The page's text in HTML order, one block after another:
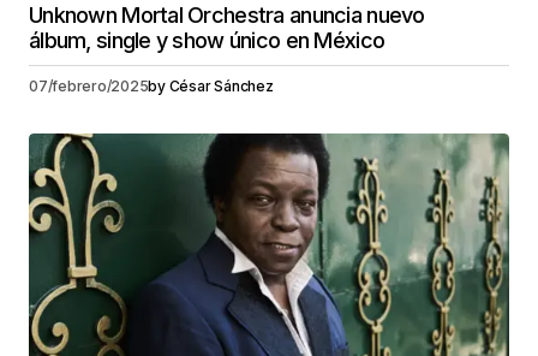
Unknown Mortal Orchestra anuncia nuevo
álbum, single y show único en México
07/febrero/2025by César Sánchez